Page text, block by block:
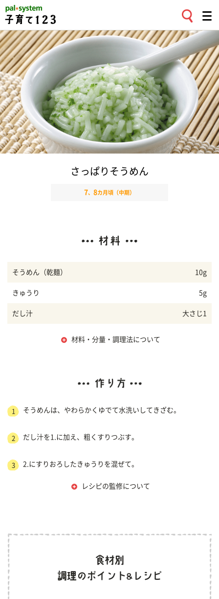
さっぱりそうめん
7、 8カ月頃（中期）
そうめん（乾麺） 10g
きゅうり 5g
だし汁 大さじ1
材料・分量・調理法について
1 そうめんは、やわらかくゆでて水洗いしてきざむ。
2 だし汁を1.に加え、粗くすりつぶす。
3 2.にすりおろしたきゅうりを混ぜて。
レシピの監修について